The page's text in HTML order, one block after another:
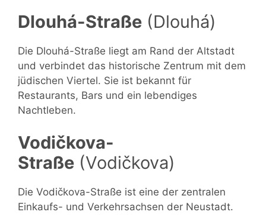
Dlouhá-Straße (Dlouhá)
Die Dlouhá-Straße liegt am Rand der Altstadt
und verbindet das historische Zentrum mit dem
jüdischen Viertel. Sie ist bekannt für
Restaurants, Bars und ein lebendiges
Nachtleben.
Vodičkova-
Straße (Vodičkova)
Die Vodičkova-Straße ist eine der zentralen
Einkaufs- und Verkehrsachsen der Neustadt.